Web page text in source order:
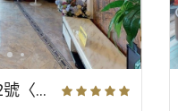
杏苑山莊 樂林路12-22號〈獨立屋〉